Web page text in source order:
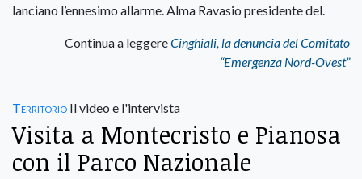
lanciano l’ennesimo allarme. Alma Ravasio presidente del.
Continua a leggereCinghiali, la denuncia del Comitato
“Emergenza Nord-Ovest”
Territorio Il video e l'intervista
Visita a Montecristo e Pianosa
con il Parco Nazionale